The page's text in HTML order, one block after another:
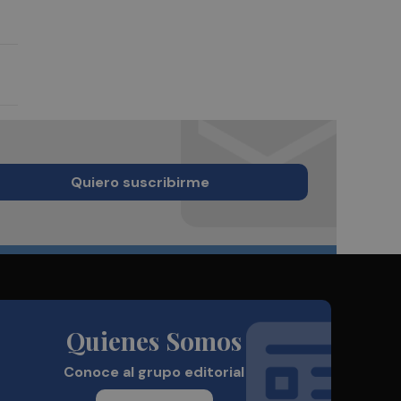
Quiero suscribirme
Quienes Somos
Conoce al grupo editorial